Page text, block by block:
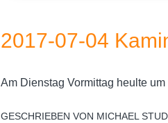
2017-07-04
Am Dienstag Vormittag heulte
GESCHRIEBEN VON MICHAEL